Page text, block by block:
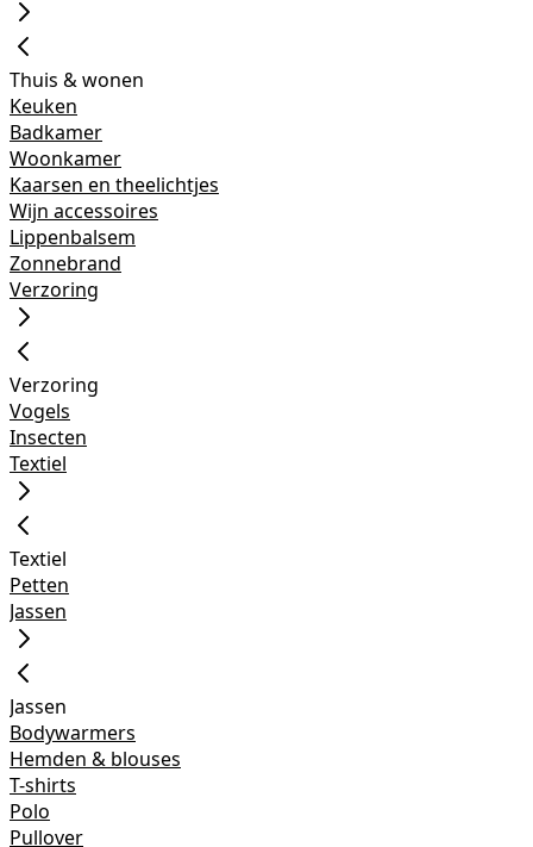
Thuis & wonen
Keuken
Badkamer
Woonkamer
Kaarsen en theelichtjes
Wijn accessoires
Lippenbalsem
Zonnebrand
Verzoring
Verzoring
Vogels
Insecten
Textiel
Textiel
Petten
Jassen
Jassen
Bodywarmers
Hemden & blouses
T-shirts
Polo
Pullover